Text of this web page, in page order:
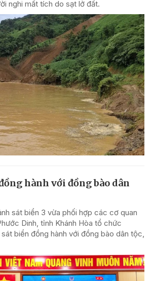
nghi mất tích do sạt lở đất.
hành với đồng bào dân
sát biển 3 vừa phối hợp các cơ quan
Dinh, tỉnh Khánh Hòa tổ chức
biển đồng hành với đồng bào dân tộc,